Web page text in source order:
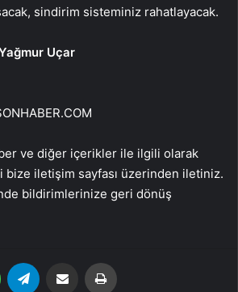
sindirim sisteminiz rahatlayacak.
Uçar
ve diğer içerikler ile ilgili olarak
iletişim sayfası üzerinden iletiniz.
bildirimlerinize geri dönüş
WhatsApp Email'den paylaş